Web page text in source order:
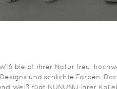
bleibt ihrer Natur treu:
und schlichte Farben.
Weiß fügt NUNUNU ihrer